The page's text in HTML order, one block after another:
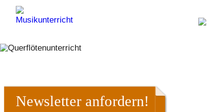
Newsletter anfordern!